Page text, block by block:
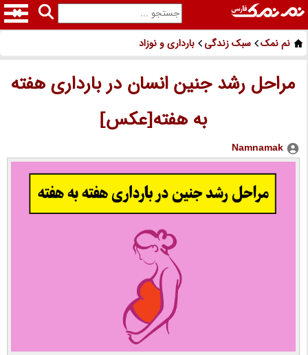
نم نمک سبک زندگی بارداری و نوزاد
مراحل رشد جنین انسان در بارداری هفته
به هفته[عکس]
Namnamak